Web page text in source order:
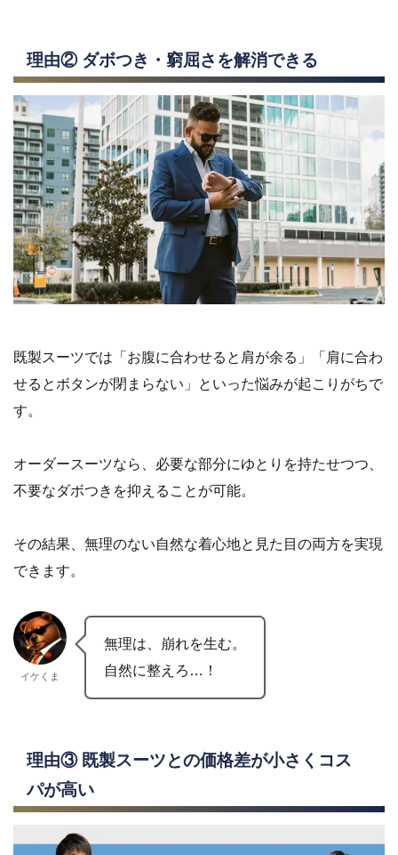
理由② ダボつき・窮屈さを解消できる
既製スーツでは「お腹に合わせると肩が余る」「肩に合わ
せるとボタンが閉まらない」といった悩みが起こりがちで
す。
オーダースーツなら、必要な部分にゆとりを持たせつつ、
不要なダボつきを抑えることが可能。
その結果、無理のない自然な着心地と見た目の両方を実現
できます。
イケくま
無理は、崩れを生む。
自然に整えろ…！
理由③ 既製スーツとの価格差が小さくコス
パが高い